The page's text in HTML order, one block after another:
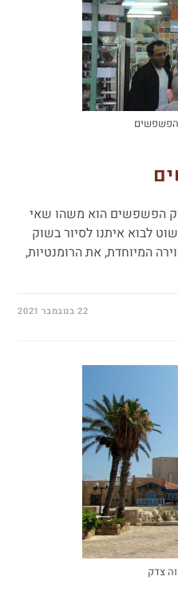
הפשפשים
הפשפשים הוא משהו שאי
לבוא איתנו לסיור בשוק
המיוחדת, את הרומנטיות,
22 בנובמבר 2021
צדק